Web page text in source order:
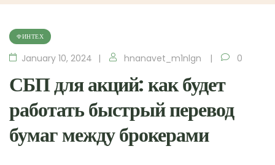
ФИНТЕХ
January 10, 2024 hnanavet_m1nlgn 0
СБП для акций: как будет
работать быстрый перевод
бумаг между брокерами